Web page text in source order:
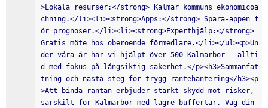
>Lokala resurser:</strong> Kalmar kommuns ekonomicoa
chning.</li><li><strong>Apps:</strong> Spara-appen f
ör prognoser.</li><li><strong>Experthjälp:</strong>
Gratis möte hos oberoende förmedlare.</li></ul><p>Un
der våra år har vi hjälpt över 500 Kalmarbor – allti
d med fokus på långsiktig säkerhet.</p><h3>Sammanfat
tning och nästa steg för trygg räntehantering</h3><p
>Att binda räntan erbjuder starkt skydd mot risker,
särskilt för Kalmarbor med lägre buffertar. Väg din